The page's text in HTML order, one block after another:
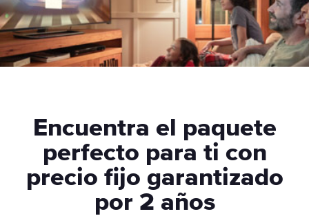
Encuentra el paquete
perfecto para ti con
precio fijo garantizado
por 2 años